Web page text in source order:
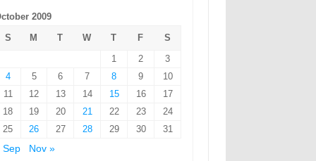
2009
S
M T W T F
S
1
2
3
4
5 6 7 8 9
10
11
12 13 14 15 16
17
18
19 20 21 22 23
24
25
26 27 28 29 30
31
Sep
Nov »